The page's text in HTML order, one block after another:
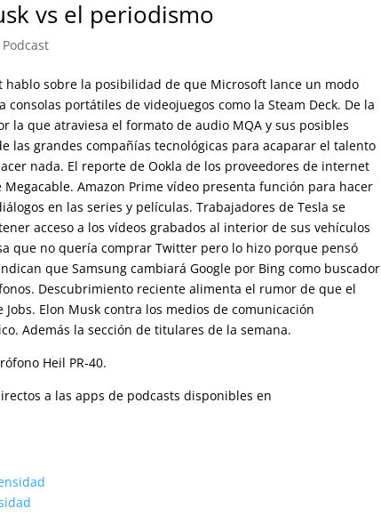
vs el periodismo
Podcast
hablo sobre la posibilidad de que Microsoft lance un modo
portátiles de videojuegos como la Steam Deck. De la
la que atraviesa el formato de audio MQA y sus posibles
las grandes compañías tecnológicas para acaparar el talento
nada. El reporte de Ookla de los proveedores de internet
Megacable. Amazon Prime vídeo presenta función para hacer
en las series y películas. Trabajadores de Tesla se
acceso a los vídeos grabados al interior de sus vehículos
que no quería comprar Twitter pero lo hizo porque pensó
que Samsung cambiará Google por Bing como buscador
Descubrimiento reciente alimenta el rumor de que el
Elon Musk contra los medios de comunicación
Además la sección de titulares de la semana.
Heil PR-40.
a las apps de podcasts disponibles en